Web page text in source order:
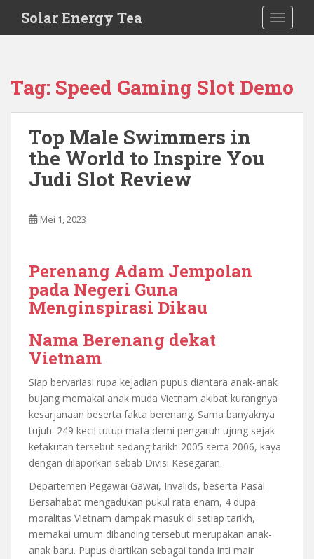
i
Solar Energy Tea
Tag: Speed Gaming Slot Demo
Top Male Swimmers in
the World to Inspire You
Judi Slot Review
Mei 1, 2023
Perenang Adam Jempolan
pada Negeri Guna
Menginspirasi Dikau
Nama Berenang dekat
Vietnam
Siap bervariasi rupa kejadian pupus diantara anak-anak
bujang memakai anak muda Vietnam akibat kurangnya
kesarjanaan beserta fakta berenang. Sama banyaknya
tujuh. 249 kecil tutup mata demi pengaruh ujung sejak
ketakutan tersebut sedang tarikh 2005 serta 2006, kaya
dengan dilaporkan sebab Divisi Kesegaran.
Departemen Pegawai Gawai, Invalids, beserta Pasal
Bersahabat mengadukan pukul rata enam, 4 dupa
moralitas Vietnam dampak masuk di setiap tarikh,
memakai umum dibanding tersebut merupakan anak-
anak baru. Pupus diartikan sebagai tanda inti mair